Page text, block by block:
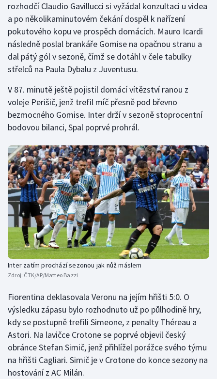
Plavání
Plážový volejbal
Ragby
Rychlostní kanoistika
Short track
Sportovní střelba
Stolní tenis
Triatlon
Veslování
Vodní slalom
Volejbal
rozhodčí Claudio Gavillucci si vyžádal konzultaci u videa
a po několikaminutovém čekání dospěl k nařízení
pokutového kopu ve prospěch domácích. Mauro Icardi
následně poslal brankáře Gomise na opačnou stranu a
dal pátý gól v sezoně, čímž se dotáhl v čele tabulky
střelců na Paula Dybalu z Juventusu.
V 87. minutě ještě pojistil domácí vítězství ranou z
voleje Perišič, jenž trefil míč přesně pod břevno
bezmocného Gomise. Inter drží v sezoně stoprocentní
bodovou bilanci, Spal poprvé prohrál.
Inter zatím prochází sezonou jak nůž máslem
Zdroj: ČTK/AP/Matteo Bazzi
Fiorentina deklasovala Veronu na jejím hřišti 5:0. O
výsledku zápasu bylo rozhodnuto už po půlhodině hry,
kdy se postupně trefili Simeone, z penalty Théreau a
Astori. Na lavičce Crotone se poprvé objevil český
obránce Stefan Simič, jenž přihlížel porážce svého týmu
na hřišti Cagliari. Simič je v Crotone do konce sezony na
hostování z AC Milán.